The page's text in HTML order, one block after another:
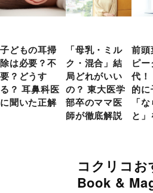
子どもの耳掃
除は必要？不
要？どうす
る？ 耳鼻科医
に聞いた正解
「母乳・ミル
ク・混合」結
局どれがいい
の？ 東大医学
部卒のママ医
師が徹底解説
前頭
ピ
代
的
「
と
コクリコお
Book &